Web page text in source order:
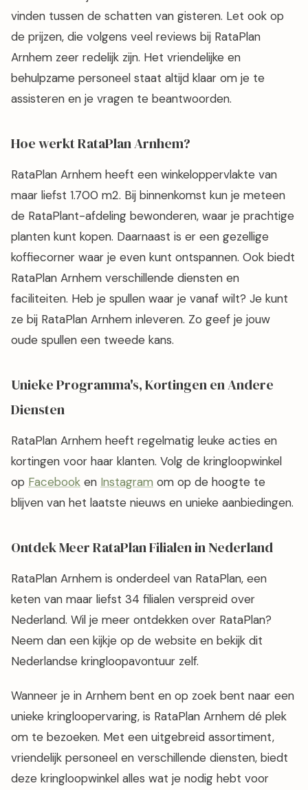
vinden tussen de schatten van gisteren. Let ook op
de prijzen, die volgens veel reviews bij RataPlan
Arnhem zeer redelijk zijn. Het vriendelijke en
behulpzame personeel staat altijd klaar om je te
assisteren en je vragen te beantwoorden.
Hoe werkt RataPlan Arnhem?
RataPlan Arnhem heeft een winkeloppervlakte van
maar liefst 1.700 m2. Bij binnenkomst kun je meteen
de RataPlant-afdeling bewonderen, waar je prachtige
planten kunt kopen. Daarnaast is er een gezellige
koffiecorner waar je even kunt ontspannen. Ook biedt
RataPlan Arnhem verschillende diensten en
faciliteiten. Heb je spullen waar je vanaf wilt? Je kunt
ze bij RataPlan Arnhem inleveren. Zo geef je jouw
oude spullen een tweede kans.
Unieke Programma's, Kortingen en Andere
Diensten
RataPlan Arnhem heeft regelmatig leuke acties en
kortingen voor haar klanten. Volg de kringloopwinkel
op Facebook en Instagram om op de hoogte te
blijven van het laatste nieuws en unieke aanbiedingen.
Ontdek Meer RataPlan Filialen in Nederland
RataPlan Arnhem is onderdeel van RataPlan, een
keten van maar liefst 34 filialen verspreid over
Nederland. Wil je meer ontdekken over RataPlan?
Neem dan een kijkje op de website en bekijk dit
Nederlandse kringloopavontuur zelf.
Wanneer je in Arnhem bent en op zoek bent naar een
unieke kringloopervaring, is RataPlan Arnhem dé plek
om te bezoeken. Met een uitgebreid assortiment,
vriendelijk personeel en verschillende diensten, biedt
deze kringloopwinkel alles wat je nodig hebt voor